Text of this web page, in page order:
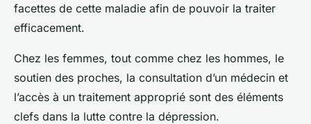
facettes de cette maladie afin de pouvoir la traiter
efficacement.
Chez les femmes, tout comme chez les hommes, le
soutien des proches, la consultation d’un médecin et
l’accès à un traitement approprié sont des éléments
clefs dans la lutte contre la dépression.